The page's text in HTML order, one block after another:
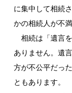
に集中して相続
かの相続人が不
相続は「遺言
ありません。遺
方が不公平だっ
ともあります。